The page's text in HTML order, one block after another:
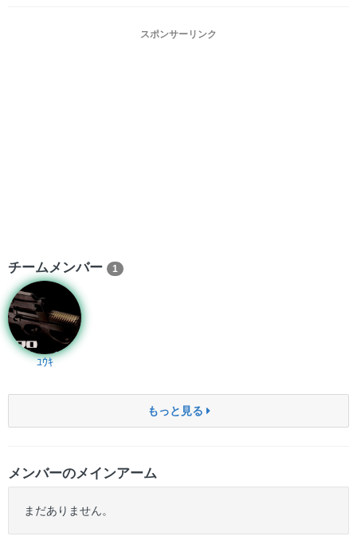
スポンサーリンク
チームメンバー 1
ﾕｳｷ
もっと見る
メンバーのメインアーム
まだありません。